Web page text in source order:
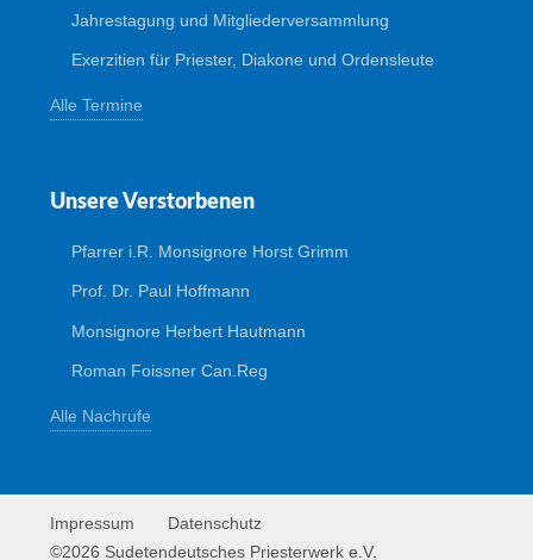
Jahrestagung und Mitgliederversammlung
Exerzitien für Priester, Diakone und Ordensleute
Alle Termine
Unsere Verstorbenen
Pfarrer i.R. Monsignore Horst Grimm
Prof. Dr. Paul Hoffmann
Monsignore Herbert Hautmann
Roman Foissner Can.Reg
Alle Nachrufe
Impressum
Datenschutz
©2026 Sudetendeutsches Priesterwerk e.V.